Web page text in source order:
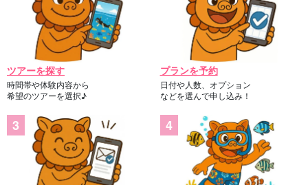
ツアーを探す
時間帯や体験内容から
希望のツアーを選択♪
プランを予約
日付や人数、オプション
などを選んで申し込み！